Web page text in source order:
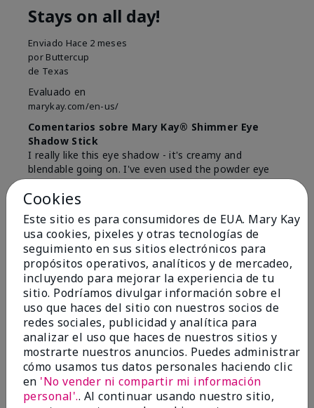
Stays on all day!
Enviado Hace 2 meses
por Buttercup
de Texas
Evaluado en
marykay.com/en-us/
Comentarios sobre Mary Kay® Shimmer Eye
Shadow Stick
I really like this eye shadow - it's creamy and
blendable going on. I've even used the powder eye
colors on top. It literally stays on all day.
Mostrar Traducción
ConclusiónSí, recomendaría a un amigo
¿Le ha resultado útil esta
opinión?
0 0
Marcar esta opinión
5
Cookies
Este sitio es para consumidores de EUA. Mary Kay
usa cookies, pixeles y otras tecnologías de
seguimiento en sus sitios electrónicos para
propósitos operativos, analíticos y de mercadeo,
incluyendo para mejorar la experiencia de tu
sitio. Podríamos divulgar información sobre el
uso que haces del sitio con nuestros socios de
redes sociales, publicidad y analítica para
analizar el uso que haces de nuestros sitios y
mostrarte nuestros anuncios. Puedes administrar
cómo usamos tus datos personales haciendo clic
en 'No vender ni compartir mi información
personal'.. Al continuar usando nuestro sitio,